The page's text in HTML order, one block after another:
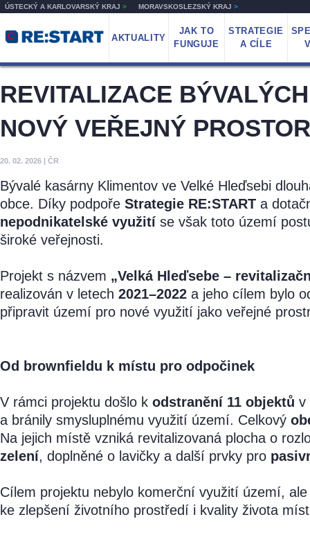
ÚSTECKÝ A KARLOVARSKÝ KRAJ > MORAVSKOSLEZSKÝ KRAJ >
AKTUALITY
JAK TO
FUNGUJE
STRATEGIE
A CÍLE
REVITALIZACE
NOVÝ VEŘEJNÝ
20. 02. 2026 | ČR
Bývalé kasárny Klimentov ve Velké Hleďsebi
obce. Díky podpoře Strategie RE:START a
nepodnikatelské využití se však toto území
široké veřejnosti.
Projekt s názvem „Velká Hleďsebe –
realizován v letech 2021–2022 a jeho cílem bylo
připravit území pro nové využití jako veřejné
Od brownfieldu k místu pro odpočinek
V rámci projektu došlo k odstranění 11 objektů v
a bránily smysluplnému využití území. Celkový
Na jejich místě vzniká revitalizovaná plocha o
zelení, doplněné o lavičky a další prvky pro
Cílem projektu nebylo komerční využití území,
ke zlepšení životního prostředí i kvality života